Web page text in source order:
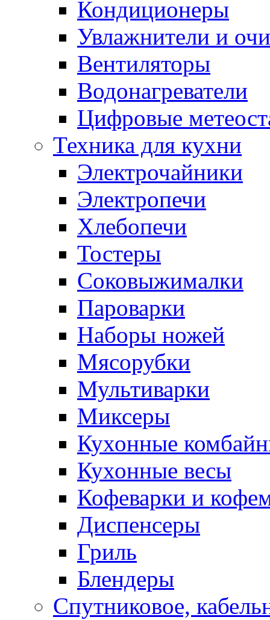
Кондиционеры
Увлажнители и
Вентиляторы
Водонагреватели
Цифровые
Техника для кухни
Электрочайники
Электропечи
Хлебопечи
Тостеры
Соковыжималки
Пароварки
Наборы ножей
Мясорубки
Мультиварки
Миксеры
Кухонные
Кухонные весы
Кофеварки и
Диспенсеры
Гриль
Блендеры
Спутниковое,